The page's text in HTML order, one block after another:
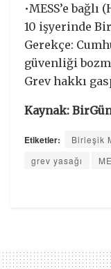
•MESS’e
10 işyerinde
Gerekçe:
güvenliği
Grev hakkı
Kaynak:
Etiketler: Birleşik
grev yasağı